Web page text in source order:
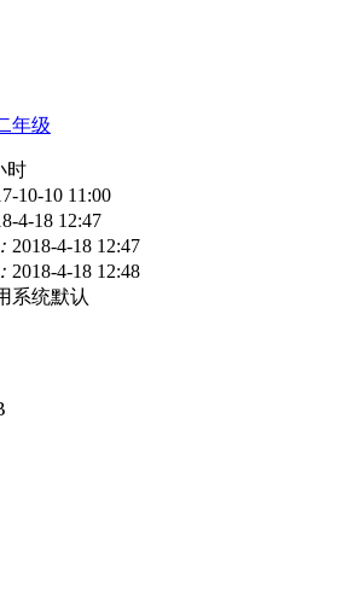
年级
时
10-10 11:00
4-18 12:47
2018-4-18 12:47
2018-4-18 12:48
系统默认